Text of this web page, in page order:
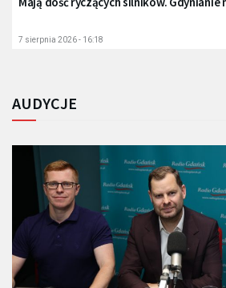
7 sierpnia 2026 - 16:18
AUDYCJE